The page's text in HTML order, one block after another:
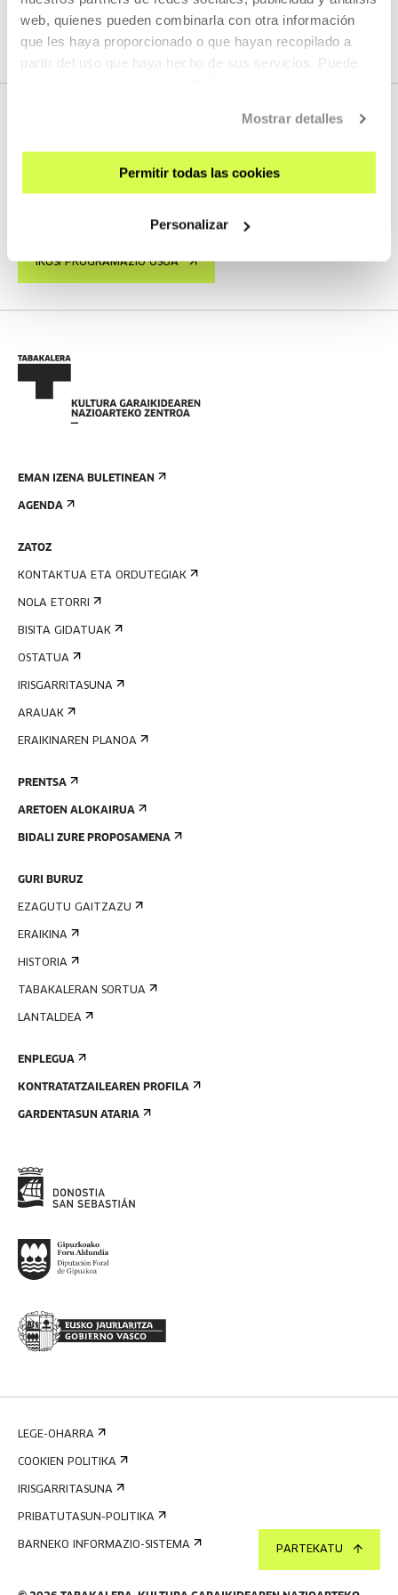
web, quienes pueden combinarla con otra información
que les haya proporcionado o que hayan recopilado a
partir del uso que haya hecho de sus servicios. Puede
Mostrar detalles
Permitir todas las cookies
Personalizar
IKUSI EDUKI GUZTIA
HURRENGO ZUZENEKOAK
Ez dugu streaming berririk programatuta
IKUSI PROGRAMAZIO OSOA
PARTEKATU
EMAN IZENA BULETINEAN
AGENDA
ZATOZ
KONTAKTUA ETA ORDUTEGIAK
NOLA ETORRI
BISITA GIDATUAK
OSTATUA
IRISGARRITASUNA
ARAUAK
ERAIKINAREN PLANOA
PRENTSA
ARETOEN ALOKAIRUA
BIDALI ZURE PROPOSAMENA
GURI BURUZ
EZAGUTU GAITZAZU
ERAIKINA
HISTORIA
TABAKALERAN SORTUA
LANTALDEA
ENPLEGUA
KONTRATATZAILEAREN PROFILA
GARDENTASUN ATARIA
LEGE-OHARRA
COOKIEN POLITIKA
IRISGARRITASUNA
PRIBATUTASUN-POLITIKA
BARNEKO INFORMAZIO-SISTEMA